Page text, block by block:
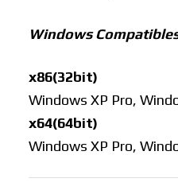
Windows
x86(32bit)
Windows XP Pro,
x64(64bit)
Windows XP Pro,